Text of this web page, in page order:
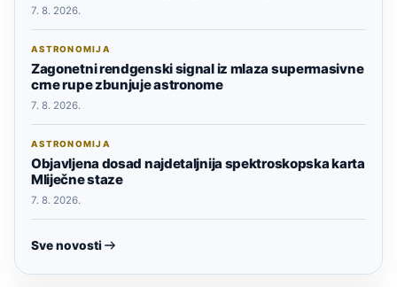
7. 8. 2026.
ASTRONOMIJA
Zagonetni rendgenski signal iz mlaza supermasivne
crne rupe zbunjuje astronome
7. 8. 2026.
ASTRONOMIJA
Objavljena dosad najdetaljnija spektroskopska karta
Mliječne staze
7. 8. 2026.
Sve novosti